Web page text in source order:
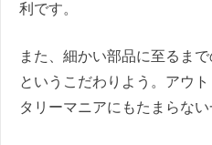
利です。
また、細かい部品に至るま
というこだわりよう。アウ
タリーマニアにもたまらない